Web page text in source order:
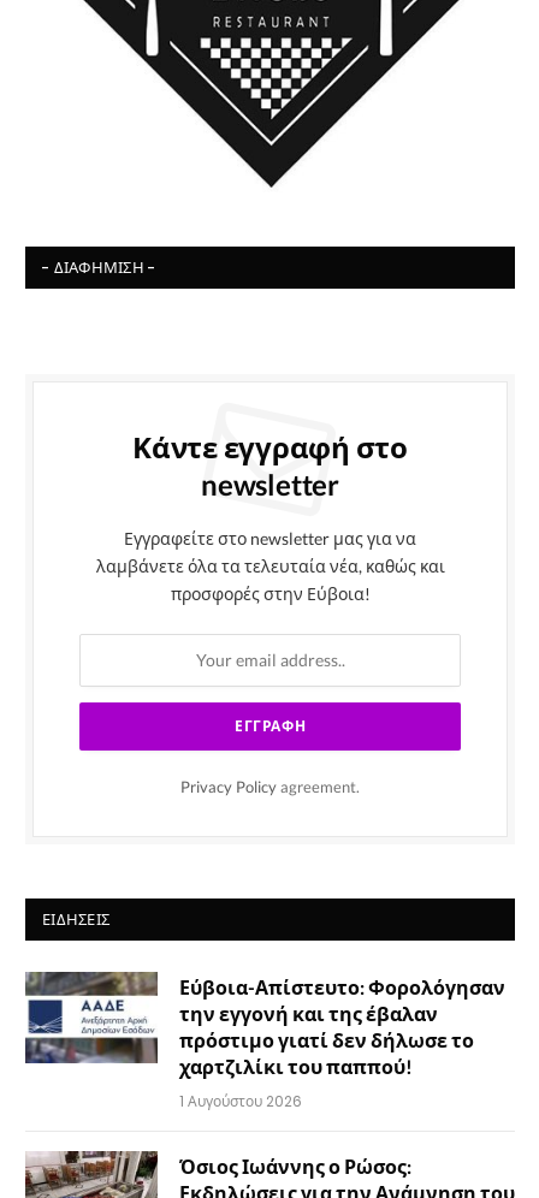
- ΔΙΑΦΉΜΙΣΗ -
Κάντε εγγραφή στο
newsletter
Εγγραφείτε στο newsletter μας για να
λαμβάνετε όλα τα τελευταία νέα, καθώς και
προσφορές στην Εύβοια!
Privacy Policy agreement.
ΕΙΔΉΣΕΙΣ
Εύβοια-Απίστευτο: Φορολόγησαν
την εγγονή και της έβαλαν
πρόστιμο γιατί δεν δήλωσε το
χαρτζιλίκι του παππού!
1 Αυγούστου 2026
Όσιος Ιωάννης ο Ρώσος:
Εκδηλώσεις για την Ανάμνηση του